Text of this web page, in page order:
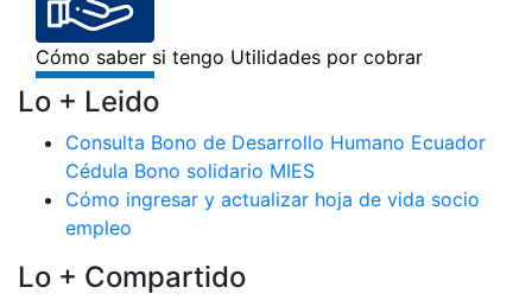
Lo + Leido
Consulta Bono de Desarrollo Humano Ecuador
Cédula Bono solidario MIES
Cómo ingresar y actualizar hoja de vida socio
empleo
Lo + Compartido